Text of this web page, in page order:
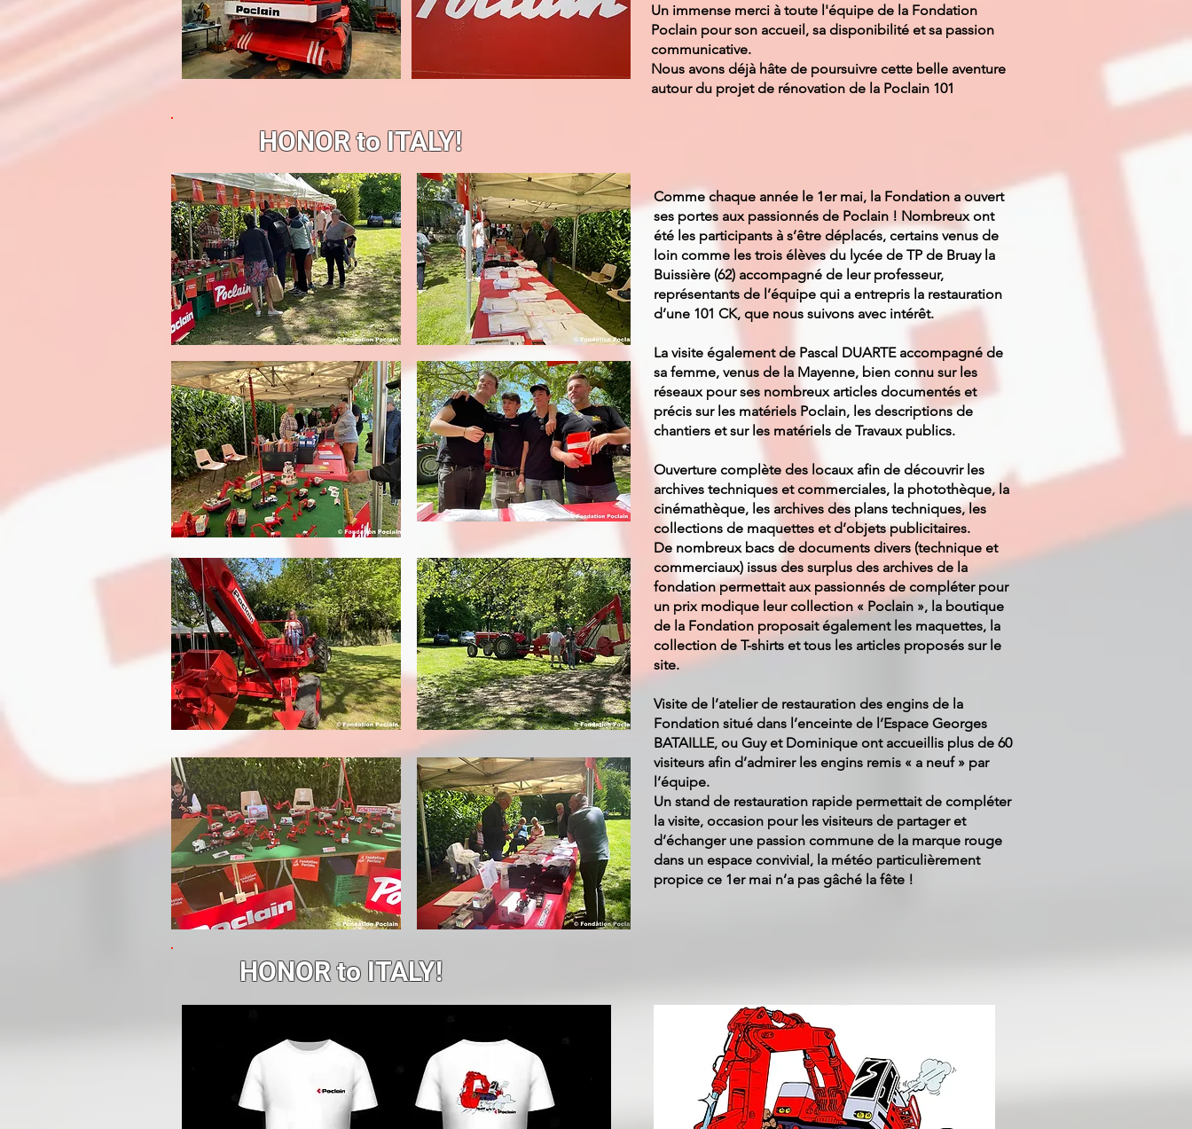
Un immense merci à toute l'équipe de la Fondation
Poclain pour son accueil, sa disponibilité et sa passion
communicative.
Nous avons déjà hâte de poursuivre cette belle aventure
autour du projet de rénovation de la Poclain 101
HONOR to ITALY!
Comme chaque année le 1er mai, la Fondation a ouvert
ses portes aux passionnés de Poclain ! Nombreux ont
été les participants à s’être déplacés, certains venus de
loin comme les trois élèves du lycée de TP de Bruay la
Buissière (62) accompagné de leur professeur,
représentants de l’équipe qui a entrepris la restauration
d’une 101 CK, que nous suivons avec intérêt.
La visite également de Pascal DUARTE accompagné de
sa femme, venus de la Mayenne, bien connu sur les
réseaux pour ses nombreux articles documentés et
précis sur les matériels Poclain, les descriptions de
chantiers et sur les matériels de Travaux publics.
Ouverture complète des locaux afin de découvrir les
archives techniques et commerciales, la photothèque, la
cinémathèque, les archives des plans techniques, les
collections de maquettes et d’objets publicitaires.
De nombreux bacs de documents divers (technique et
commerciaux) issus des surplus des archives de la
fondation permettait aux passionnés de compléter pour
un prix modique leur collection « Poclain », la boutique
de la Fondation proposait également les maquettes, la
collection de T-shirts et tous les articles proposés sur le
site.
Visite de l’atelier de restauration des engins de la
Fondation situé dans l’enceinte de l’Espace Georges
BATAILLE, ou Guy et Dominique ont accueillis plus de 60
visiteurs afin d’admirer les engins remis « a neuf » par
l’équipe.
Un stand de restauration rapide permettait de compléter
la visite, occasion pour les visiteurs de partager et
d’échanger une passion commune de la marque rouge
dans un espace convivial, la météo particulièrement
propice ce 1er mai n’a pas gâché la fête !
HONOR to ITALY!